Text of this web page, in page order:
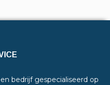
bedrijf gespecialiseerd op